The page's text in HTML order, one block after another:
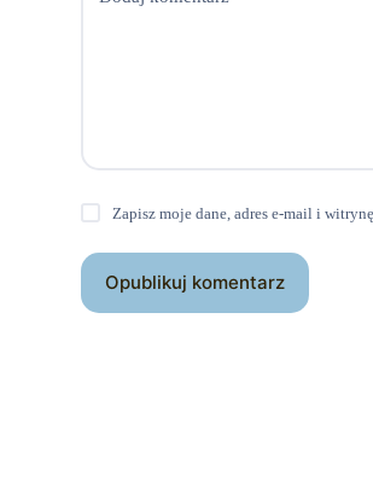
Zapisz moje dane, adres e-mail i
Opublikuj komentarz